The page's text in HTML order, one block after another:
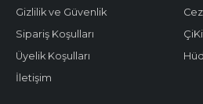
Gizlilik ve Güvenlik
Sipariş Koşulları
Üyelik Koşulları
İletişim